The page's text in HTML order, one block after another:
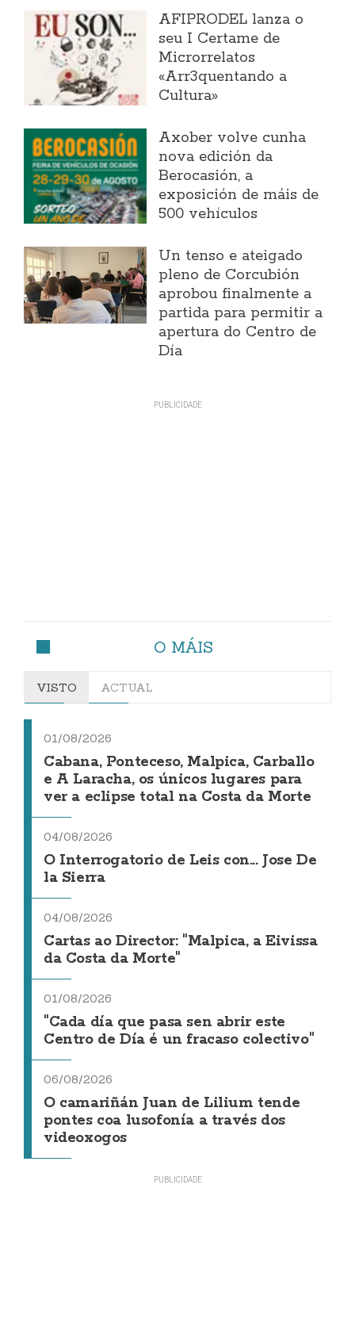
AFIPRODEL lanza o
seu I Certame de
Microrrelatos
«Arr3quentando a
Cultura»
Axober volve cunha
nova edición da
Berocasión, a
exposición de máis de
500 vehículos
Un tenso e ateigado
pleno de Corcubión
aprobou finalmente a
partida para permitir a
apertura do Centro de
Día
O MÁIS
VISTO ACTUAL
01/08/2026
Cabana, Ponteceso, Malpica, Carballo
e A Laracha, os únicos lugares para
ver a eclipse total na Costa da Morte
04/08/2026
O Interrogatorio de Leis con... Jose De
la Sierra
04/08/2026
Cartas ao Director: "Malpica, a Eivissa
da Costa da Morte"
01/08/2026
"Cada día que pasa sen abrir este
Centro de Día é un fracaso colectivo"
06/08/2026
O camariñán Juan de Lilium tende
pontes coa lusofonía a través dos
videoxogos